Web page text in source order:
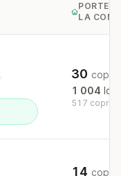
LA
30
1 004 lots
517 copros
14